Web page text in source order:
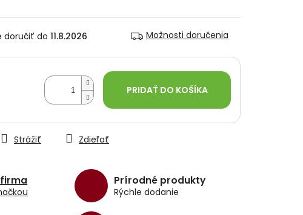
11.8.2026 Možnosti doručenia
PRIDAŤ DO KOŠÍKA
Prírodné produkty
Rýchle dodanie
Strážiť Zdieľať